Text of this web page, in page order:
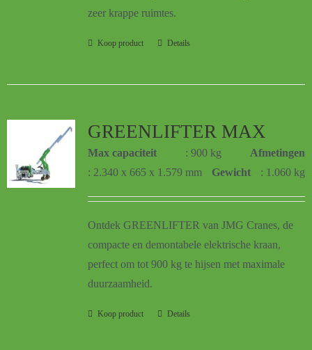
zeer krappe ruimtes.
Koop product Details
GREENLIFTER MAX
Max capaciteit : 900 kg
Afmetingen
: 2.340 x 665 x 1.579 mm
Gewicht : 1.060 kg
Ontdek GREENLIFTER van JMG Cranes, de
compacte en demontabele elektrische kraan,
perfect om tot 900 kg te hijsen met maximale
duurzaamheid.
Koop product Details